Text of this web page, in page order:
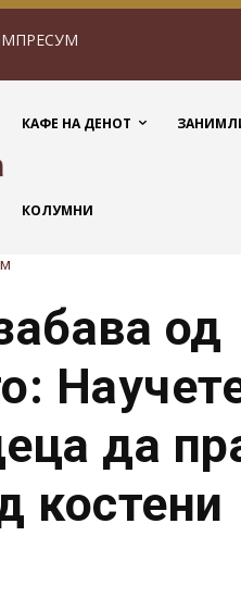
КАФЕ НА ДЕНОТ
КОЛУМНИ
од
да
костени